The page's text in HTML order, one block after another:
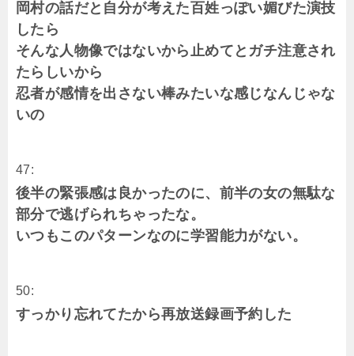
岡村の話だと自分が考えた百姓っぽい媚びた演技
したら
そんな人物像ではないから止めてとガチ注意され
たらしいから
忍者が感情を出さない棒みたいな感じなんじゃな
いの
47:
後半の緊張感は良かったのに、前半の女の無駄な
部分で逃げられちゃったな。
いつもこのパターンなのに学習能力がない。
50:
すっかり忘れてたから再放送録画予約した